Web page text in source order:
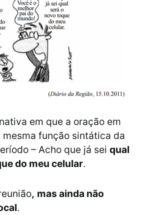
em que a oração em
função sintática da
– Acho que já sei qual
do meu celular.
, mas ainda não
.